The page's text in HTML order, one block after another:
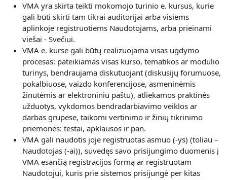
VMA yra skirta teikti mokomojo turinio e. kursus, kurie
gali būti skirti tam tikrai auditorijai arba visiems
aplinkoje registruotiems Naudotojams, arba prieinami
viešai - Svečiui.
VMA e. kurse gali būtų realizuojama visas ugdymo
procesas: pateikiamas visas kurso, tematikos ar modulio
turinys, bendraujama diskutuojant (diskusijų forumuose,
pokalbiuose, vaizdo konferencijose, asmeninėmis
žinutėmis ar elektroniniu paštu), atliekamos praktinės
užduotys, vykdomos bendradarbiavimo veiklos ar
darbas grupėse, taikomi vertinimo ir žinių tikrinimo
priemonės: testai, apklausos ir pan.
VMA gali naudotis joje registruotas asmuo (-ys) (toliau –
Naudotojas (-ai)), suvedęs savo prisijungimo duomenis į
VMA esančią registracijos formą ar registruotam
Naudotojui, kuris prie sistemos prisijungė per kitas